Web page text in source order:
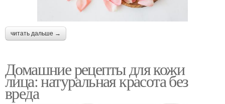
читать дальше →
Домашние рецепты для кожи
лица: натуральная красота без
вреда